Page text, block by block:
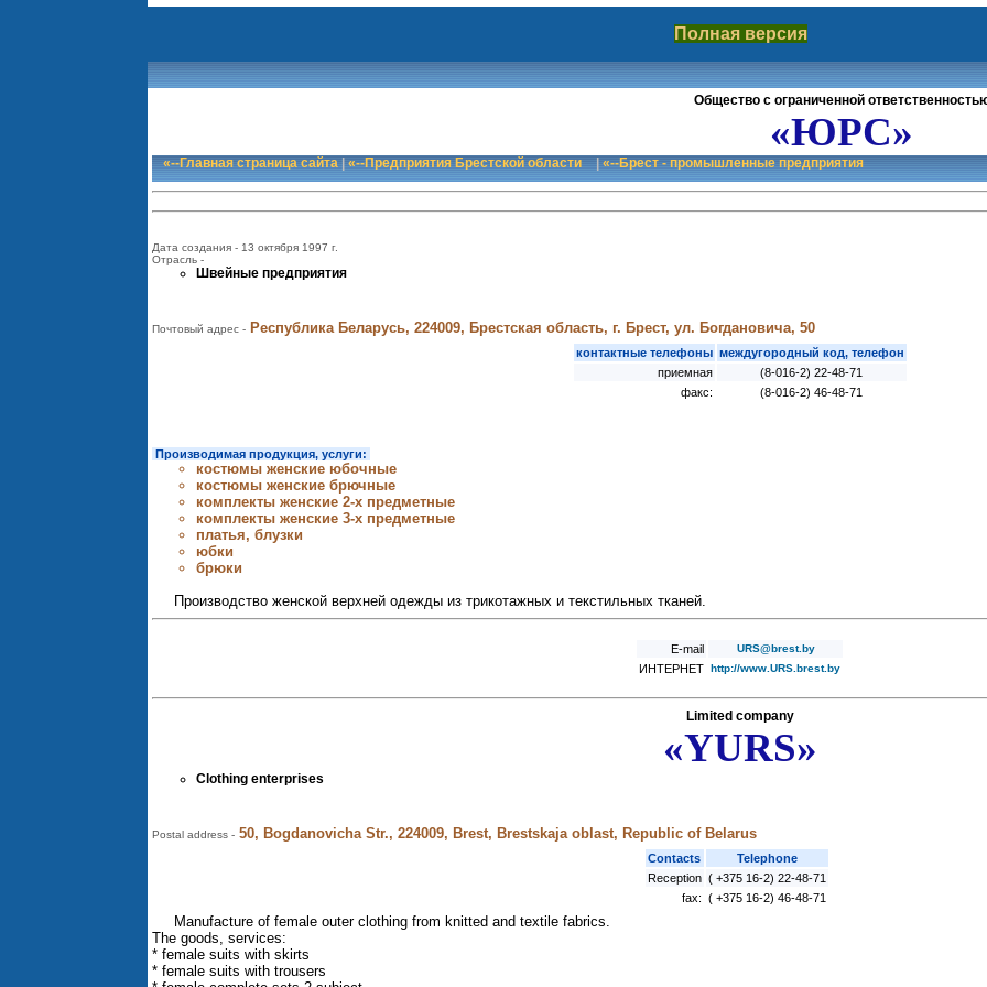
Полная версия
Общество с ограниченной
«ЮРС»
«--Главная страница сайта|«--Предприятия Брестской области |«--Брест - промышленные предприятия
Дата создания - 13 октября 1997 г.
Отрасль -
Швейные предприятия
Почтовый адрес - Республика Беларусь, 224009, Брестская область, г. Брест, ул. Богдановича, 50
контактные телефоны междугородный код, телефон
приемная
(8-016-2) 22-48-71
факс:
(8-016-2) 46-48-71
Производимая продукция, услуги:
костюмы женские юбочные
костюмы женские брючные
комплекты женские 2-х предметные
комплекты женские 3-х предметные
платья, блузки
юбки
брюки
Производство женской верхней одежды из трикотажных и текстильных тканей.
E-mail URS@brest.by
ИНТЕРНЕТ http://www.URS.brest.by
Limited company
«YURS»
Clothing enterprises
Postal address - 50, Bogdanovicha Str., 224009, Brest, Brestskaja oblast, Republic of Belarus
Contacts
Telephone
Reception ( +375 16-2) 22-48-71
fax: ( +375 16-2) 46-48-71
Manufacture of female outer clothing from knitted and textile fabrics.
The goods, services:
* female suits with skirts
* female suits with trousers